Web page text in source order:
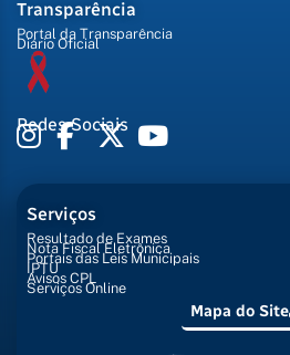
Transparência
Portal da Transparência
Diário Oficial
Redes Sociais
Serviços
Resultado de Exames
Nota Fiscal Eletrônica
Portais das Leis Municipais
IPTU
Avisos CPL
Serviços Online
Mapa do Site